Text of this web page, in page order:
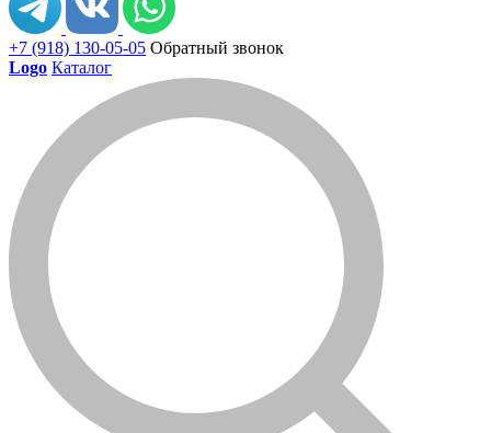
+7 (918) 130-05-05 Обратный звонок
Logo Каталог